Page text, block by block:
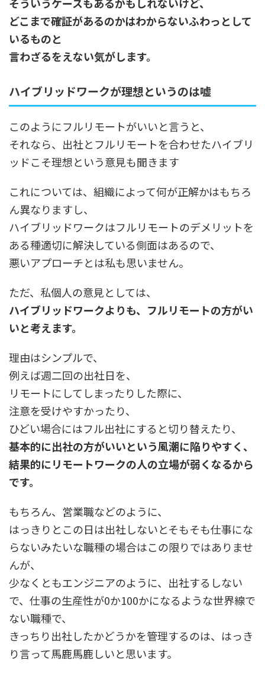
そういうケースもあるかもしれないけど、
どこまで確証があるのかはわからないふわっとして
いるものと
言わざるをえない気がします。
ハイブリッドワークが理想というのは嘘
このようにフルリモートがいいと言うと、
それなら、出社とフルリモートを合わせたハイブリ
ッドこそ理想という意見も聞きます
これについては、組織によって何が正解かはもちろ
ん異なりますし、
ハイブリッドワークはフルリモートのデメリットを
ある種適切に解決している側面はあるので、
悪いアプローチとは私も思いません。
ただ、私個人の意見としては、
ハイブリッドワークよりも、フルリモートの方がい
いと考えます。
理由はシンプルで、
例えば週二回の出社日を、
リモートにしてしまったりした際に、
注意を受けやすかったり、
ひどい場合にはフル出社にすると切り替えたり、
基本的に出社の方がいいという風潮に陥りやすく、
結果的にリモートワークの人の立場が弱くなるから
です。
もちろん、営業職などのように、
はっきりとこの日は出社しないとそもそも仕事にな
らないみたいな職種の場合はこの限りではありませ
んが、
少なくともエンジニアのように、出社するしない
で、仕事の生産性が0か100かになるような世界線で
ない職種で、
きっちり出社したかどうかを管理するのは、はっき
り言って馬鹿馬鹿しいと思います。